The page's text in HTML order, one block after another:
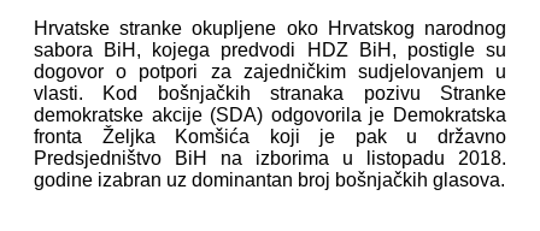
Hrvatske stranke okupljene oko Hrvatskog narodnog
sabora BiH, kojega predvodi HDZ BiH, postigle su
dogovor o potpori za zajedničkim sudjelovanjem u
vlasti. Kod bošnjačkih stranaka pozivu Stranke
demokratske akcije (SDA) odgovorila je Demokratska
fronta Željka Komšića koji je pak u državno
Predsjedništvo BiH na izborima u listopadu 2018.
godine izabran uz dominantan broj bošnjačkih glasova.